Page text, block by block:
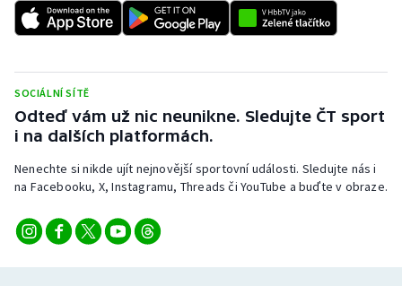
Triatlon
Vodní slalom
Volejbal
Ostatní
SOCIÁLNÍ SÍTĚ
Odteď vám už nic neunikne. Sledujte ČT sport
i na dalších platformách.
Nenechte si nikde ujít nejnovější sportovní události. Sledujte nás i
na Facebooku, X, Instagramu, Threads či YouTube a buďte v obraze.